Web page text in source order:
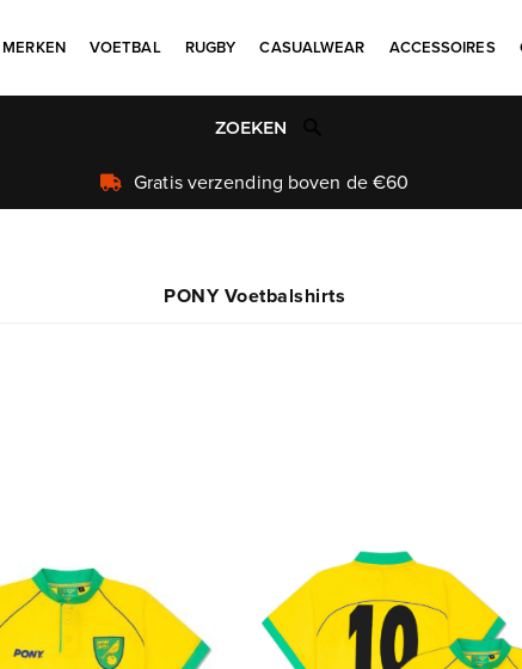
MERKEN VOETBAL RUGBY CASUALWEAR ACCESSOIRES
Uniek aanbod
PONY Voetbalshirts